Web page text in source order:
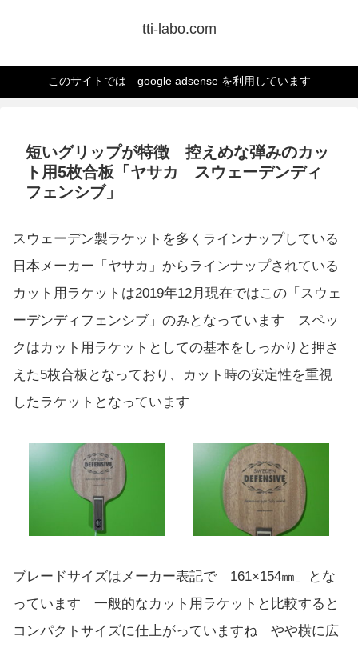
tti-labo.com
このサイトでは google adsense を利用しています
短いグリップが特徴 控えめな弾みのカッ
ト用5枚合板「ヤサカ スウェーデンディ
フェンシブ」
スウェーデン製ラケットを多くラインナップしている
日本メーカー「ヤサカ」からラインナップされている
カット用ラケットは2019年12月現在ではこの「スウェ
ーデンディフェンシブ」のみとなっています スペッ
クはカット用ラケットとしての基本をしっかりと押さ
えた5枚合板となっており、カット時の安定性を重視
したラケットとなっています
ブレードサイズはメーカー表記で「161×154㎜」とな
っています 一般的なカット用ラケットと比較すると
コンパクトサイズに仕上がっていますね やや横に広